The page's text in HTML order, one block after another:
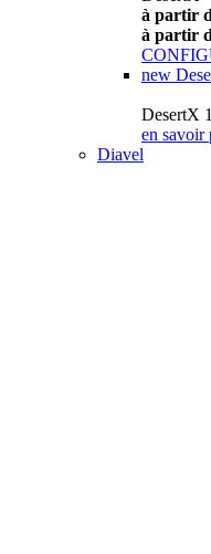
à partir
à partir
new
DesertX
en savoir
Diavel